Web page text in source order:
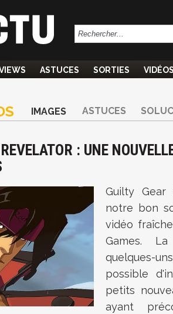
ASTUCES SORTIES VIDÉOS
IMAGES ASTUCES
: UNE
Guilty
notre bon
vidéo
Games.
quelques-
possible
petits
ayant